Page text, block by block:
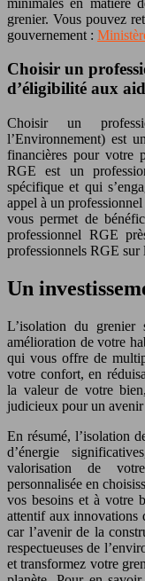
grenier. Vous pouvez
gouvernement :
Choisir un
d’éligibilité aux
Choisir un
l’Environnement) est
financières pour votre
RGE est un
spécifique et qui
appel à un
vous permet de
professionnel RGE
professionnels RGE sur
Un
L’isolation du grenier
amélioration de votre
qui vous offre de
votre confort, en
la valeur de votre
judicieux pour un
En résumé, l’isolation
d’énergie
valorisation de
personnalisée en
vos besoins et à votre
attentif aux innovations
car l’avenir de la
respectueuses de
et transformez votre